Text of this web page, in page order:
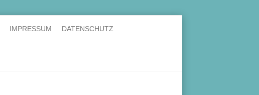
IMPRESSUM DATENSCHUTZ